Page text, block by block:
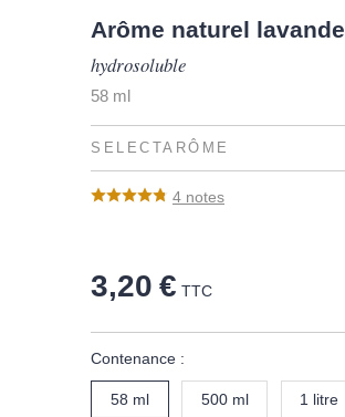
Arôme naturel lavande
hydrosoluble
58 ml
SELECTARÔME
4 notes
3,20 € TTC
Contenance :
58 ml 500 ml 1 litre